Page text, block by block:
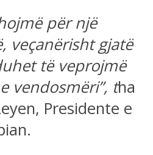
për një
veçanërisht gjatë
të veprojmë
vendosmëri”, tha
Presidente e